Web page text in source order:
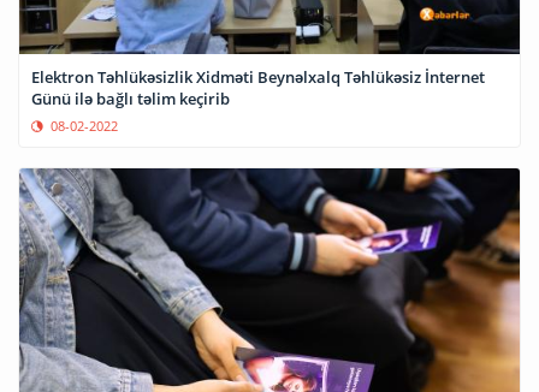
Elektron Təhlükəsizlik Xidməti Beynəlxalq Təhlükəsiz İnternet
Günü ilə bağlı təlim keçirib
08-02-2022